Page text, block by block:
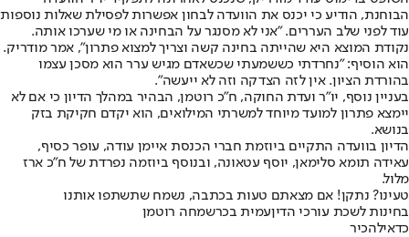
הבוחנת, הודיע כי יכנס את הוועדה לבחון אפשרות לפסילת שאלות נוספות
עוד לפני שלב העררים. "אני לא מסנגר על הבחינה או מי שערכו אותה.
נקודת המוצא היא שהייתה בחינה קשה וצריך למצוא פתרון", אמר מודריק.
הוא הוסיף: "נחרדתי כששמעתי שכשאדם מגיש ערר הוא מסכן עצמו
בהורדת הציון. אין לזה הצדקה וזה לא ייעשה".
בעניין נוסף, יו"ר ועדת החוקה, ח"כ רוטמן, הבהיר במהלך הדיון כי אם לא
יימצא פתרון למועד מיוחד למשרתי המילואים, הוא יקדם חקיקת בזק
בנושא.
הדיון בוועדה התקיים ביוזמת חברי הכנסת איימן עודה, עופר כסיף,
עאידה תומא סלימאן, יוסף עטאונה, ובנוסף ביוזמה נפרדת של ח"כ ארז
מלול.
טעינו? נתקן! אם מצאתם טעות בכתבה, נשמח שתשתפו אותנו
בחינות לשכת עורכי הדיןעמית בכרשמחה רוטמן
כדאילהכיר